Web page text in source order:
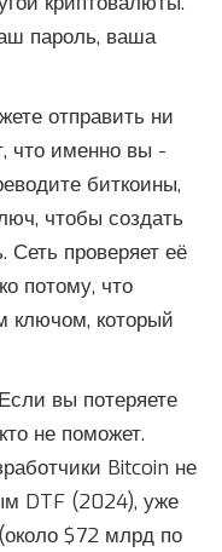
пароль, ваша
отправить ни
что именно вы -
биткоины,
чтобы создать
проверяет её
потому, что
ключом, который
вы потеряете
не поможет.
Bitcoin не
DTF (2024), уже
$72 млрд по